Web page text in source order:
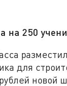
на 250
для
новой